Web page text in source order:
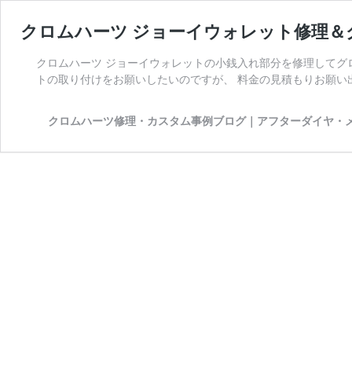
クロムハーツ ジョーイウォレット修理
クロムハーツ ジョーイウォレットの小銭入れ部分を修理して
トの取り付けをお願いしたいのですが、 料金の見積もりお願
クロムハーツ修理・カスタム事例ブログ｜アフターダイヤ